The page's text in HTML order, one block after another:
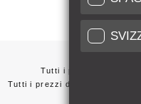
Tutti i prezzi dei
Tutti i prezzi dei fornitori con
Questi articoli